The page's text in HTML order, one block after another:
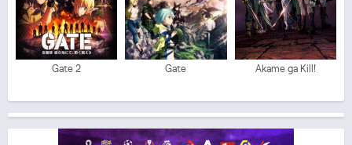
Gate 2 Gate Akame ga Kill!